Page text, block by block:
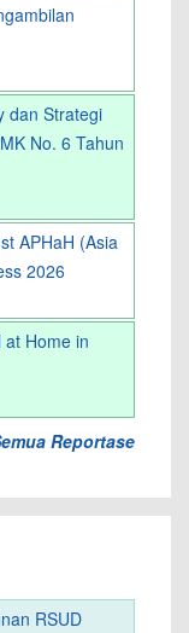
dan Strategi
No. 6 Tahun
APHaH (Asia
2026
Home in
Reportase
RSUD